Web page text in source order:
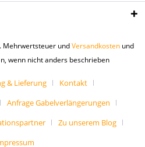
Mehrwertsteuer undVersandkostenund
wenn nicht anders beschrieben
& Lieferung
Kontakt
Anfrage Gabelverlängerungen
Zu unserem Blog